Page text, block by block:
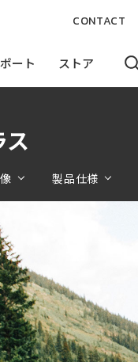
ート
ート ストア
ストア
CONTACT
製品仕様